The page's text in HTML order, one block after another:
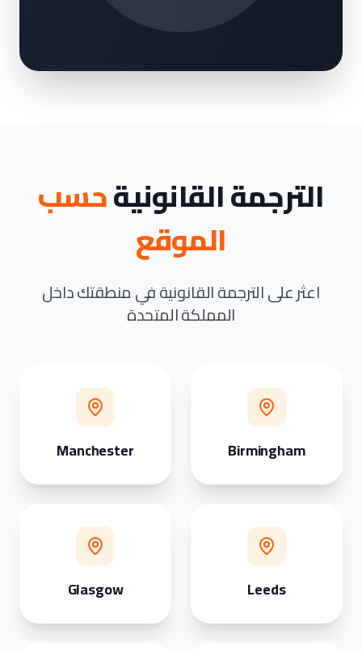
الترجمة القانونيةحسب
الموقع
اعثر على الترجمة القانونية في منطقتك داخل
المملكة المتحدة
Birmingham
Manchester
Leeds
Glasgow